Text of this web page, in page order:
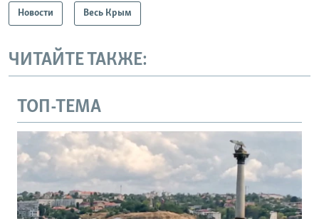
Новости Весь Крым
ЧИТАЙТЕ ТАКЖЕ:
ТОП-ТЕМА